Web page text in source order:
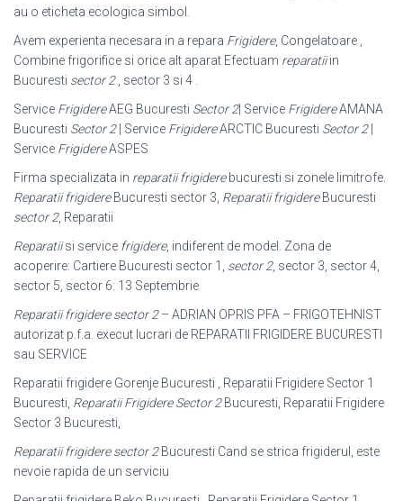
au o eticheta ecologica simbol.
Avem experienta necesara in a repara Frigidere, Congelatoare ,
Combine frigorifice si orice alt aparat Efectuam reparatiiin
Bucuresti sector 2, sector 3 si 4 .
Service FrigidereAEG Bucuresti Sector 2| Service FrigidereAMANA
Bucuresti Sector 2| Service FrigidereARCTIC Bucuresti Sector 2|
Service FrigidereASPES
Firma specializata in reparatii frigiderebucuresti si zonele limitrofe.
Reparatii frigidereBucuresti sector 3, Reparatii frigidereBucuresti
sector 2, Reparatii
Reparatiisi service frigidere, indiferent de model. Zona de
acoperire: Cartiere Bucuresti sector 1, sector 2, sector 3, sector 4,
sector 5, sector 6: 13 Septembrie
Reparatii frigidere sector 2– ADRIAN OPRIS PFA – FRIGOTEHNIST
autorizat p.f.a. execut lucrari de REPARATII FRIGIDERE BUCURESTI
sau SERVICE
Reparatii frigidere Gorenje Bucuresti , Reparatii Frigidere Sector 1
Bucuresti, Reparatii Frigidere Sector 2Bucuresti, Reparatii Frigidere
Sector 3 Bucuresti,
Reparatii frigidere sector 2Bucuresti Cand se strica frigiderul, este
nevoie rapida de un serviciu